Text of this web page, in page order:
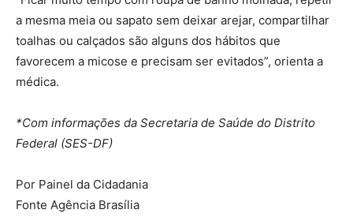
a mesma meia ou sapato sem deixar arejar, compartilhar
toalhas ou calçados são alguns dos hábitos que
favorecem a micose e precisam ser evitados”, orienta a
médica.
*Com informações da Secretaria de Saúde do Distrito
Federal (SES-DF)
Por Painel da Cidadania
Fonte Agência Brasília